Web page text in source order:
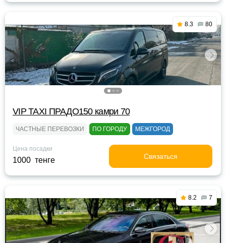
8.3 80
VIP TAXI ПРАДО150 камри 70
ЧАСТНЫЕ ПЕРЕВОЗКИ ПО ГОРОДУ МЕЖГОРОД
Цена посадки
1000 тенге Связаться
8.2 7